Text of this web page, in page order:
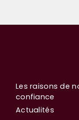
Les raisons de
confiance
Actualités